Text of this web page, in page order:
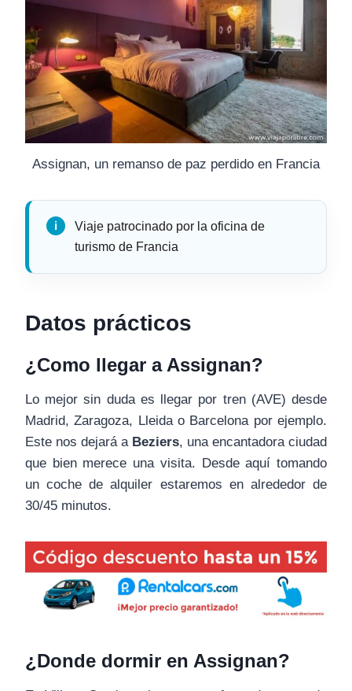
Assignan, un remanso de paz perdido en Francia
Viaje patrocinado por la oficina de
turismo de Francia
Datos prácticos
¿Como llegar a Assignan?
Lo mejor sin duda es llegar por tren (AVE) desde
Madrid, Zaragoza, Lleida o Barcelona por ejemplo.
Este nos dejará a Beziers, una encantadora ciudad
que bien merece una visita. Desde aquí tomando
un coche de alquiler estaremos en alrededor de
30/45 minutos.
¿Donde dormir en Assignan?